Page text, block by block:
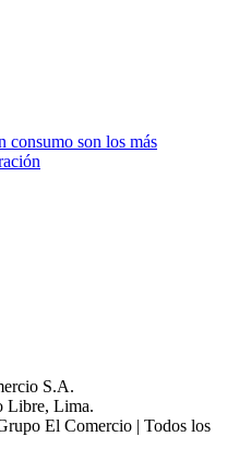
S.A.
Libre, Lima.
El Comercio | Todos los